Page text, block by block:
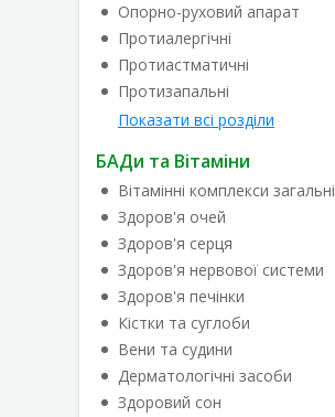
Опорно-руховий апарат
Протиалергічні
Протиастматичні
Протизапальні
Показати всі розділи
БАДи та Вітаміни
Вітамінні комплекси загальні
Здоров'я очей
Здоров'я серця
Здоров'я нервової системи
Здоров'я печінки
Кістки та суглоби
Вени та судини
Дерматологічні засоби
Здоровий сон